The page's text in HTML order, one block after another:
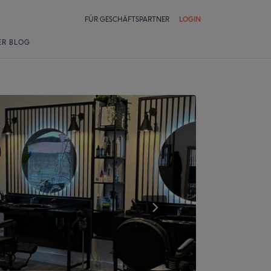
FÜR GESCHÄFTSPARTNER LOGIN
BLOG